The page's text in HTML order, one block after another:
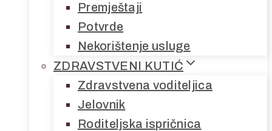
Premještaji
Potvrde
Nekorištenje usluge
ZDRAVSTVENI KUTIĆ
Zdravstvena voditeljica
Jelovnik
Roditeljska ispričnica